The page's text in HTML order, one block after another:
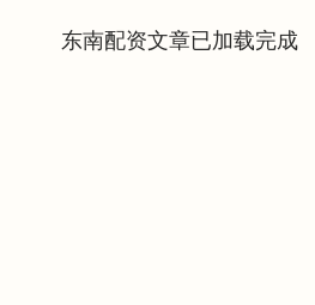
东南配资文章已加载完成